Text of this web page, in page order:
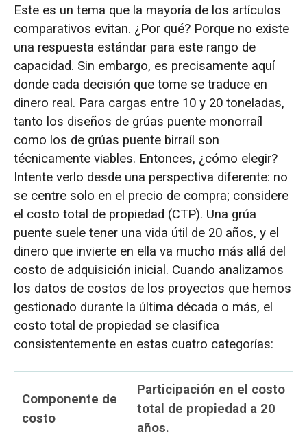
Este es un tema que la mayoría de los artículos
comparativos evitan. ¿Por qué? Porque no existe
una respuesta estándar para este rango de
capacidad. Sin embargo, es precisamente aquí
donde cada decisión que tome se traduce en
dinero real. Para cargas entre 10 y 20 toneladas,
tanto los diseños de grúas puente monorraíl
como los de grúas puente birraíl son
técnicamente viables. Entonces, ¿cómo elegir?
Intente verlo desde una perspectiva diferente: no
se centre solo en el precio de compra; considere
el costo total de propiedad (CTP). Una grúa
puente suele tener una vida útil de 20 años, y el
dinero que invierte en ella va mucho más allá del
costo de adquisición inicial. Cuando analizamos
los datos de costos de los proyectos que hemos
gestionado durante la última década o más, el
costo total de propiedad se clasifica
consistentemente en estas cuatro categorías:
Componente de
costo
Participación en el costo
total de propiedad a 20
años.